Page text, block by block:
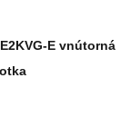
E vnútorná